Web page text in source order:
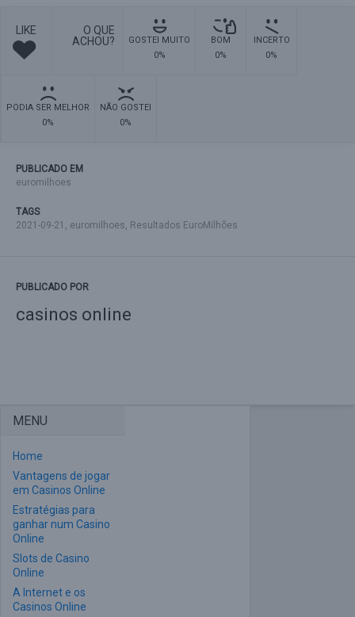
LIKE
O QUE
ACHOU?
GOSTEI MUITO
0%
BOM
0%
INCERTO
0%
PODIA SER MELHOR
0%
NÃO GOSTEI
0%
PUBLICADO EM
euromilhoes
TAGS
2021-09-21 , euromilhoes, Resultados EuroMilhões
PUBLICADO POR
casinos online
MENU
Home
Vantagens de jogar
em Casinos Online
Estratégias para
ganhar num Casino
Online
Slots de Casino
Online
A Internet e os
Casinos Online